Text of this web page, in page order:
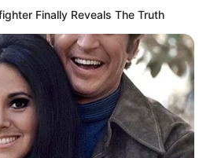
Meira
2(-), sebagai Angel
(2025)
Mimpi
(2023), sebagai Angel
Finally Reveals The Truth